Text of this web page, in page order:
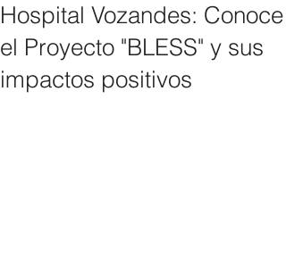
Hospital Vozandes: Conoce
el Proyecto "BLESS" y sus
impactos positivos